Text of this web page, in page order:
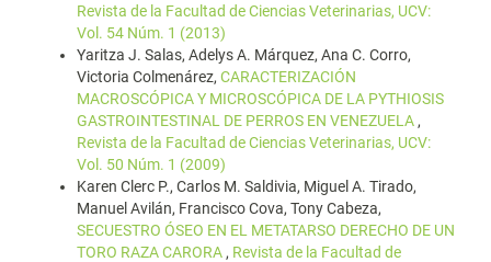
Revista de la Facultad de Ciencias Veterinarias, UCV:
Vol. 54 Núm. 1 (2013)
Yaritza J. Salas, Adelys A. Márquez, Ana C. Corro,
Victoria Colmenárez, CARACTERIZACIÓN
MACROSCÓPICA Y MICROSCÓPICA DE LA PYTHIOSIS
GASTROINTESTINAL DE PERROS EN VENEZUELA ,
Revista de la Facultad de Ciencias Veterinarias, UCV:
Vol. 50 Núm. 1 (2009)
Karen Clerc P., Carlos M. Saldivia, Miguel A. Tirado,
Manuel Avilán, Francisco Cova, Tony Cabeza,
SECUESTRO ÓSEO EN EL METATARSO DERECHO DE UN
TORO RAZA CARORA , Revista de la Facultad de